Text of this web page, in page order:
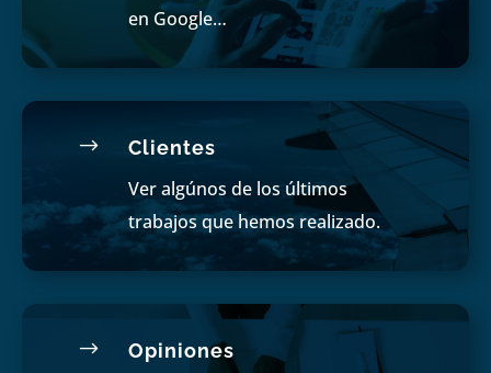
en Google…
$ Clientes
Ver algúnos de los últimos
trabajos que hemos realizado.
$ Opiniones